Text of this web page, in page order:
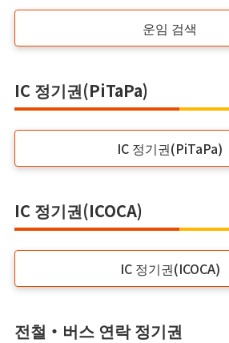
운임 검색
IC 정기권(PiTaPa)
IC 정기권(PiTaPa)
IC 정기권(ICOCA)
IC 정기권(ICOCA)
전철・버스 연락 정기권